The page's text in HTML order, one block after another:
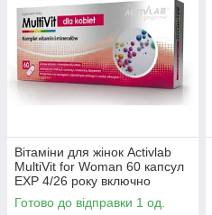
Вітаміни для жінок Activlab
MultiVit for Woman 60 капсул
EXP 4/26 року включно
Готово до відправки 1 од.